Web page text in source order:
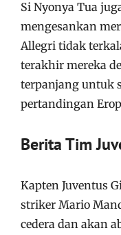
Si Nyonya Tua
mengesankan
Allegri tidak
terakhir mereka
terpanjang untuk
pertandingan
Berita Tim
Kapten Juventus
striker Mario
cedera dan akan